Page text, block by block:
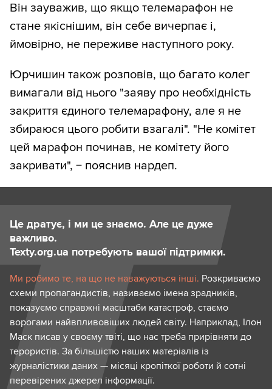
Він зауважив, що якщо телемарафон не
стане якіснішим, він себе вичерпає і,
ймовірно, не переживе наступного року.
Юрчишин також розповів, що багато колег
вимагали від нього "заяву про необхідність
закриття єдиного телемарафону, але я не
збираюся цього робити взагалі". "Не комітет
цей марафон починав, не комітету його
закривати", − пояснив нардеп.
Це дратує, і ми це знаємо. Але це дуже
важливо.
Texty.org.ua потребують вашої підтримки.
Ми робимо те, на що не наважуються інші. Розкриваємо
схеми пропагандистів, називаємо імена зрадників,
показуємо справжні масштаби катастроф, стаємо
ворогами найвпливовіших людей світу. Наприклад, Ілон
Маск писав у своєму твіті, що нас треба прирівняти до
терористів. За більшістю наших матеріалів із
журналістики даних — місяці кропіткої роботи й сотні
перевірених джерел інформації.